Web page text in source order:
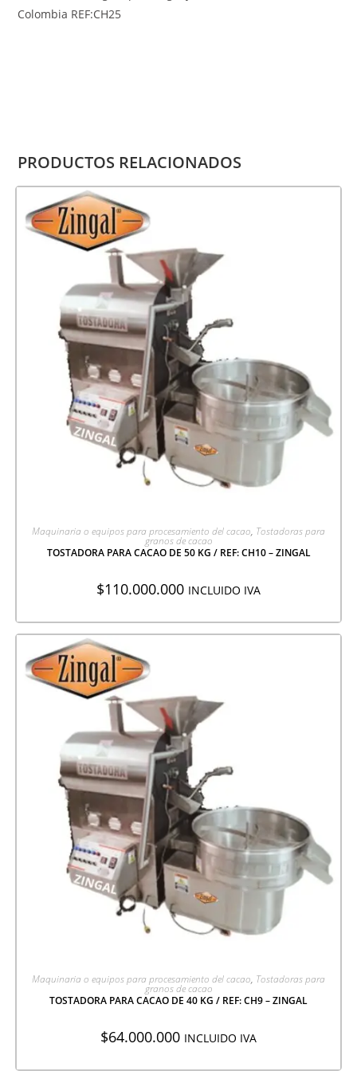
Colombia REF:CH25
PRODUCTOS RELACIONADOS
AGREGAR A COTIZACIÓN
Maquinaria o equipos para procesamiento del cacao, Tostadoras para
granos de cacao
TOSTADORA PARA CACAO DE 50 KG / REF: CH10 – ZINGAL
$110.000.000 INCLUIDO IVA
AGREGAR A COTIZACIÓN
Maquinaria o equipos para procesamiento del cacao, Tostadoras para
granos de cacao
TOSTADORA PARA CACAO DE 40 KG / REF: CH9 – ZINGAL
$64.000.000 INCLUIDO IVA